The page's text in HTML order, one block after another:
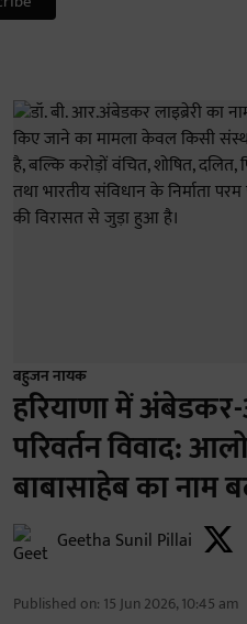
बहुजन नायक
हरियाणा में अंबेडकर-
परिवर्तन विवाद:
बाबासाहेब का नाम
Geetha Sunil Pillai
Published on: 15 Jun 2026, 10:45 am